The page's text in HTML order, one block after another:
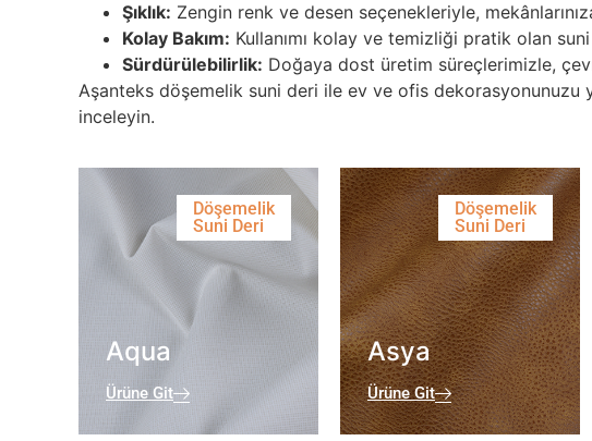
Şıklık: Zengin renk ve desen seçenekleriyle,
Kolay Bakım: Kullanımı kolay ve temizliği pratik olan
Sürdürülebilirlik: Doğaya dost üretim süreçlerimizle,
Aşanteks döşemelik suni deri ile ev ve ofis dekorasyonunuzu
inceleyin.
Döşemelik
Suni Deri
Aqua
Ürüne Git
Döşemelik
Suni Deri
Asya
Ürüne Git